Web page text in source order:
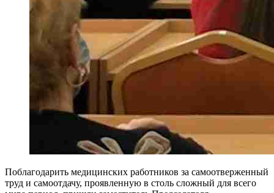
Поблагодарить медицинских работников за самоотверженный
труд и самоотдачу, проявленную в столь сложный для всего